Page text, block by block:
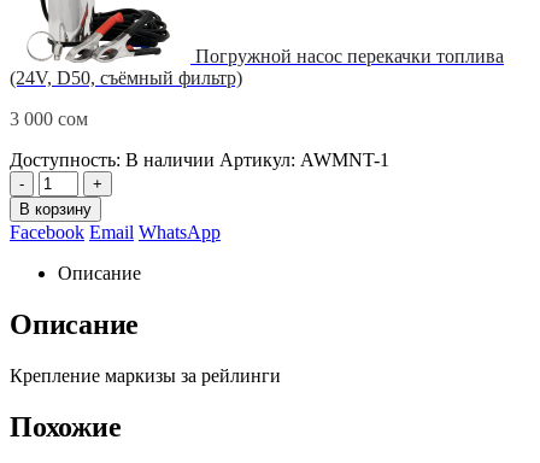
Погружной насос перекачки топлива
(24V, D50, съёмный фильтр)
3 000 сом
Доступность: В наличии Артикул: AWMNT-1
-
+
В корзину
Facebook Email WhatsApp
Описание
Описание
Крепление маркизы за рейлинги
Похожие